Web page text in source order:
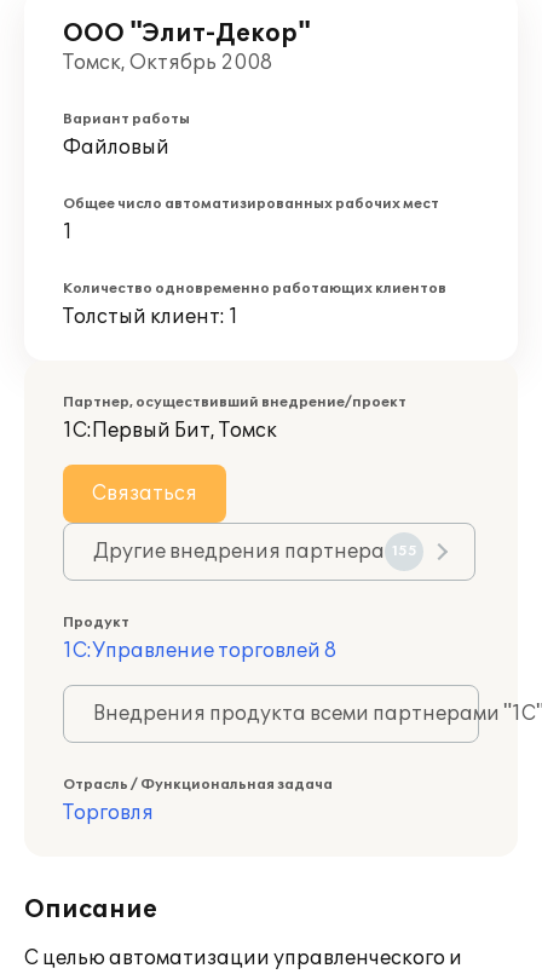
ООО "Элит-Декор"
Томск, Октябрь 2008
Вариант работы
Файловый
Общее число автоматизированных рабочих мест
1
Количество одновременно работающих клиентов
Толстый клиент: 1
Партнер, осуществивший внедрение/проект
1С:Первый Бит, Томск
Связаться
Другие внедрения партнера 155
Продукт
1С:Управление торговлей 8
Внедрения продукта всеми партнерами
Отрасль / Функциональная задача
Торговля
Описание
С целью автоматизации управленческого и